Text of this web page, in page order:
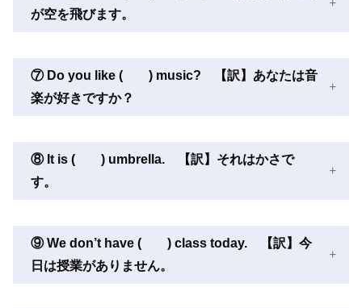
が空を飛びます。
⑦ Do you like ( ) music? 【訳】あなたは音
楽が好きですか？
⑧ It is ( ) umbrella. 【訳】それはかさで
す。
⑨ We don’t have ( ) class today. 【訳】今
日は授業がありません。